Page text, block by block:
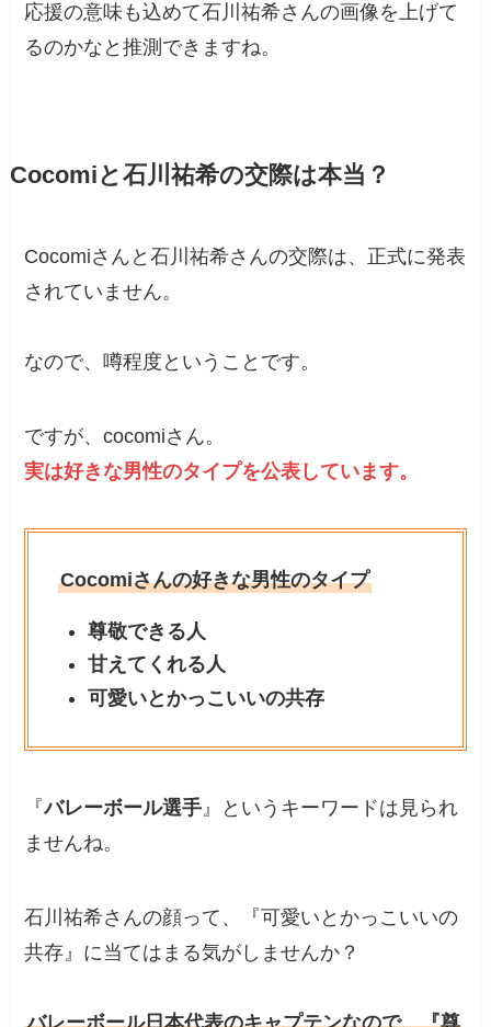
応援の意味も込めて石川祐希さんの画像を上げて
るのかなと推測できますね。
Cocomiと石川祐希の交際は本当？
Cocomiさんと石川祐希さんの交際は、正式に発表
されていません。
なので、噂程度ということです。
ですが、cocomiさん。
実は好きな男性のタイプを公表しています。
Cocomiさんの好きな男性のタイプ
尊敬できる人
甘えてくれる人
可愛いとかっこいいの共存
『バレーボール選手 』というキーワードは見られ
ませんね。
石川祐希さんの顔って、『可愛いとかっこいいの
共存』に当てはまる気がしませんか？
バレーボール日本代表のキャプテンなので、『尊